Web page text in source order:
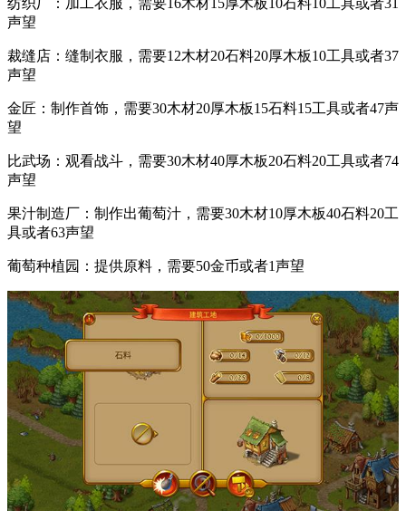
声望
裁缝店：缝制衣服，需要12木材20石料20厚木板10工具或者37
声望
金匠：制作首饰，需要30木材20厚木板15石料15工具或者47声
望
比武场：观看战斗，需要30木材40厚木板20石料20工具或者74
声望
果汁制造厂：制作出葡萄汁，需要30木材10厚木板40石料20工
具或者63声望
葡萄种植园：提供原料，需要50金币或者1声望